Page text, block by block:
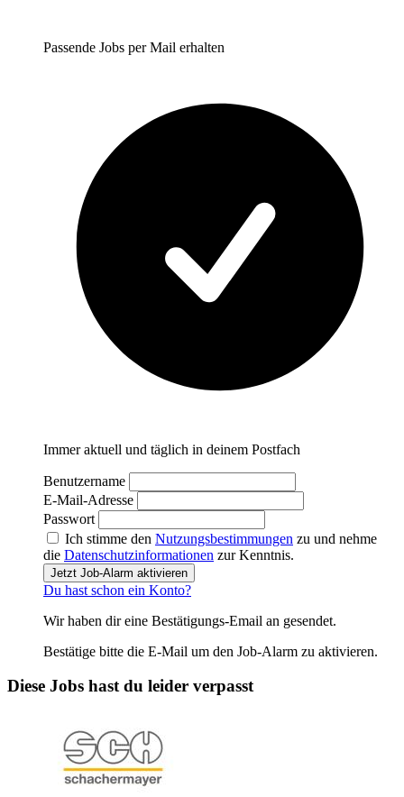
Passende Jobs per Mail erhalten
Immer aktuell und täglich in deinem Postfach
Benutzername
E-Mail-Adresse
Passwort
Ich stimme den Nutzungsbestimmungen zu und nehme
die Datenschutzinformationen zur Kenntnis.
Jetzt Job-Alarm aktivieren
Du hast schon ein Konto?
Wir haben dir eine Bestätigungs-Email an gesendet.
Bestätige bitte die E-Mail um den Job-Alarm zu aktivieren.
Diese Jobs hast du leider verpasst